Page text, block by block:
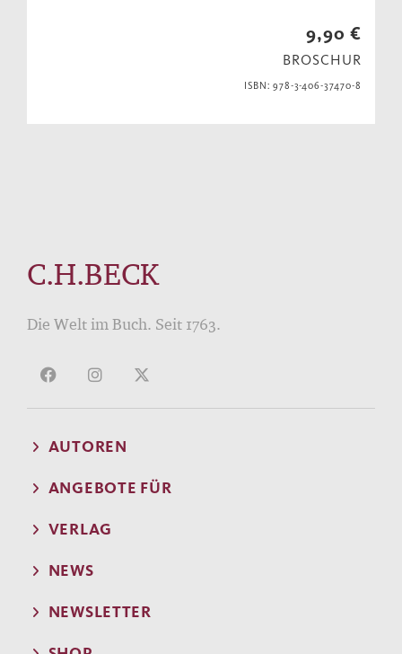
9,90 €
BROSCHUR
ISBN: 978-3-406-37470-8
C.H.BECK
Die Welt im Buch. Seit 1763.
AUTOREN
ANGEBOTE FÜR
VERLAG
NEWS
NEWSLETTER